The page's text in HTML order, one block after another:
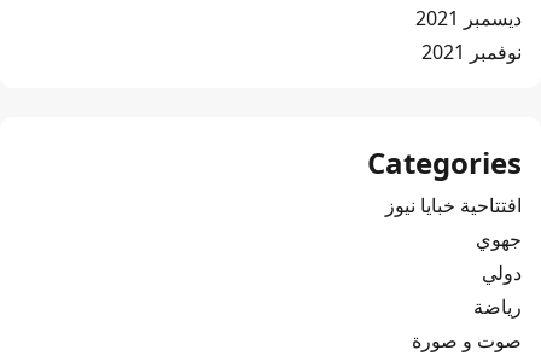
ديسمبر 2021
نوفمبر 2021
Categories
افتتاحية خبايا نيوز
جهوي
دولي
رياضة
صوت و صورة